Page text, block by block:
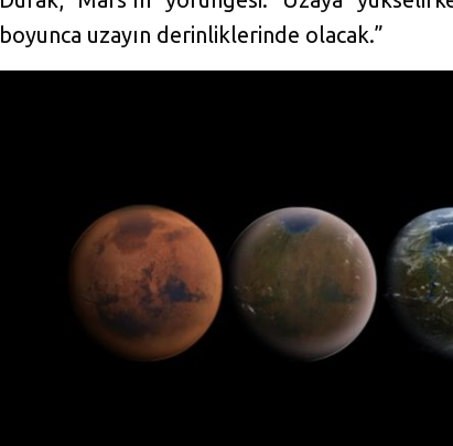
boyunca uzayın derinliklerinde olacak.”